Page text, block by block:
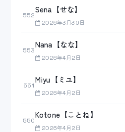
552
Sena【せな】
2026年3月30日
553
Nana【なな】
2026年4月2日
551
Miyu【ミユ】
2026年4月2日
550
Kotone【ことね】
2026年4月2日